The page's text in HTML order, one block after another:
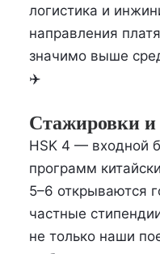
логистика и
направления
значимо выше
✈️
Стажировки и
HSK 4 — входной
программ
5–6 открываются
частные
не только наши